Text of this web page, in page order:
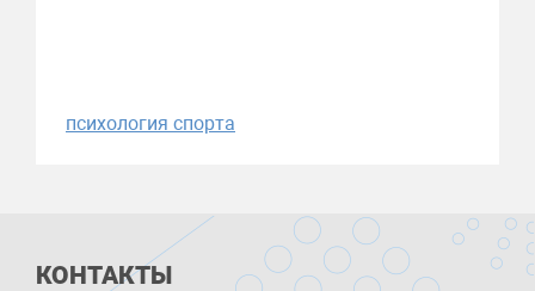
психология спорта
КОНТАКТЫ